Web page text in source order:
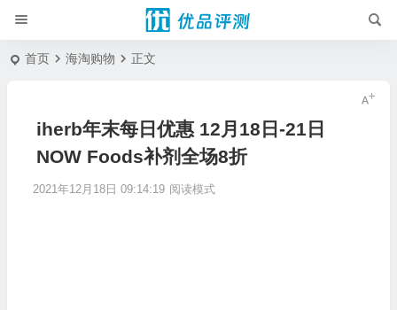
首页 海淘购物 正文
iherb年末每日优惠 12月18日-21日
NOW Foods补剂全场8折
2021年12月18日 09:14:19 阅读模式